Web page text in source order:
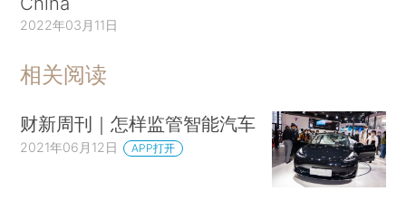
2022年03月11日
相关阅读
财新周刊｜怎样监管智能汽车
2021年06月12日 APP打开